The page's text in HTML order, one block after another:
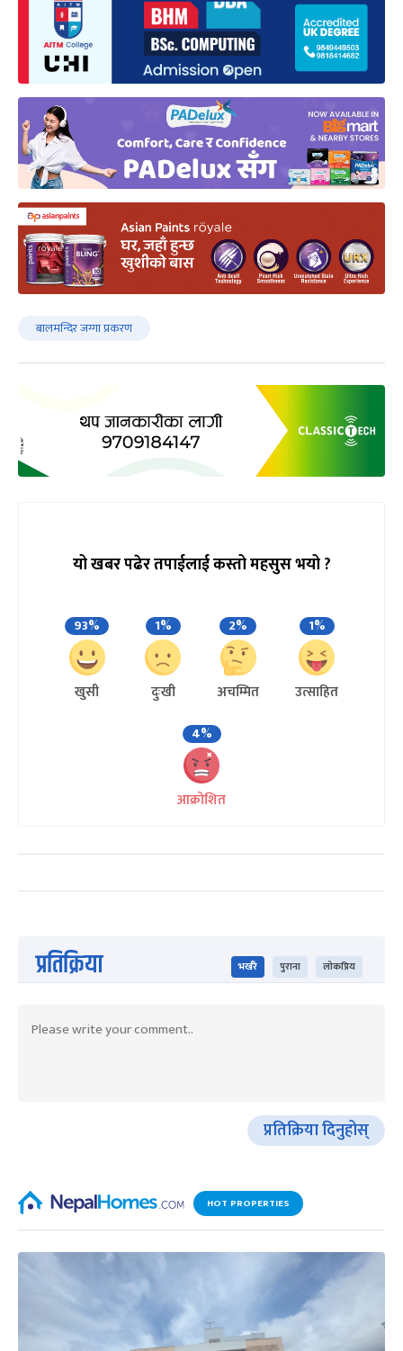
बालमन्दिर जग्गा प्रकरण
यो खबर पढेर तपाईलाई कस्तो महसुस भयो ?
93%
खुसी
1%
दुःखी
2%
अचम्मित
1%
उत्साहित
4%
आक्रोशित
प्रतिक्रिया भर्खरै पुराना लोकप्रिय
प्रतिक्रिया दिनुहोस्
HOT PROPERTIES